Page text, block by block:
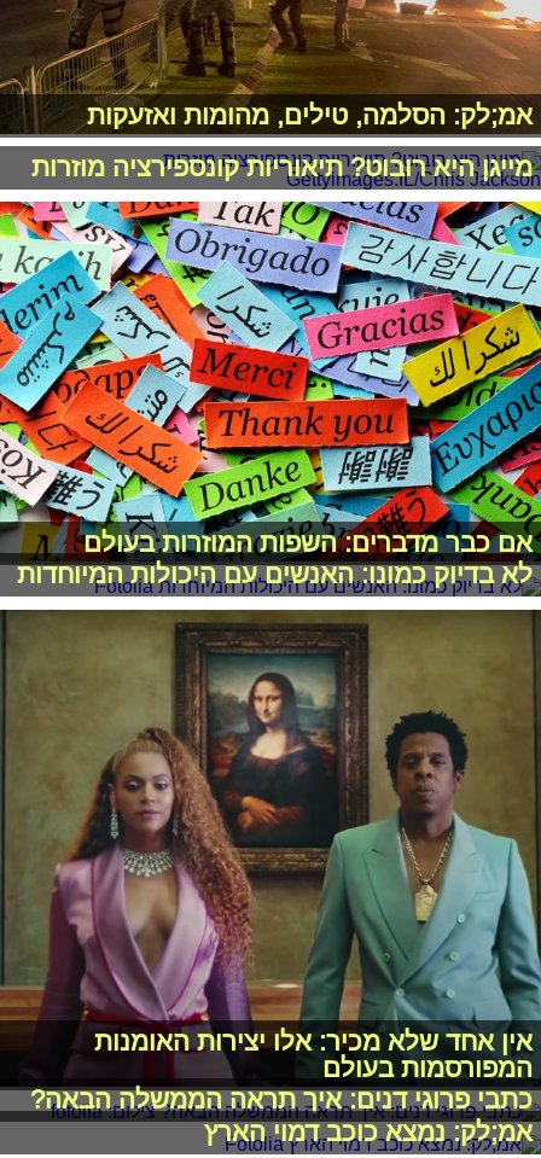
אמ;לק: הסלמה, טילים, מהומות ואזעקות
מייגן היא רובוט? תיאוריות קונספירציה מוזרות
אם כבר מדברים: השפות המוזרות בעולם
לא בדיוק כמונו: האנשים עם היכולות המיוחדות
אין אחד שלא מכיר: אלו יצירות האומנות
המפורסמות בעולם
כתבי פרוגי דנים: איך תראה הממשלה הבאה?
אמ;לק: נמצא כוכב דמוי הארץ